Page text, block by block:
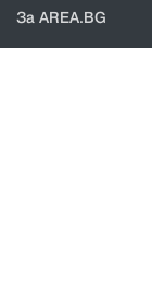
За AREA.BG